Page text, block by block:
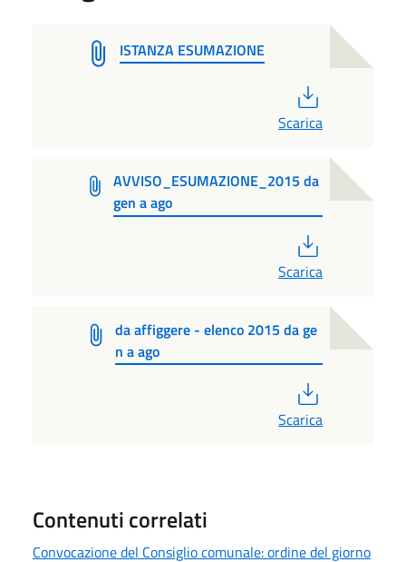
ISTANZA ESUMAZIONE
Scarica
AVVISO_ESUMAZIONE_2015 da
gen a ago
Scarica
da affiggere - elenco 2015 da ge
n a ago
Scarica
Contenuti correlati
Convocazione del Consiglio comunale: ordine del giorno